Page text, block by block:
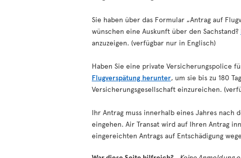
Sie haben über das Formular „Antrag auf
wünschen eine Auskunft über den Sachstand?
anzuzeigen. (verfügbar nur in Englisch)
Haben Sie eine private Versicherungspolice
Flugverspätung herunter, um sie bis zu 180
Versicherungsgesellschaft einzureichen.
Ihr Antrag muss innerhalb eines Jahres nach
eingehen. Air Transat wird auf Ihren Antrag
eingereichten Antrags auf Entschädigung